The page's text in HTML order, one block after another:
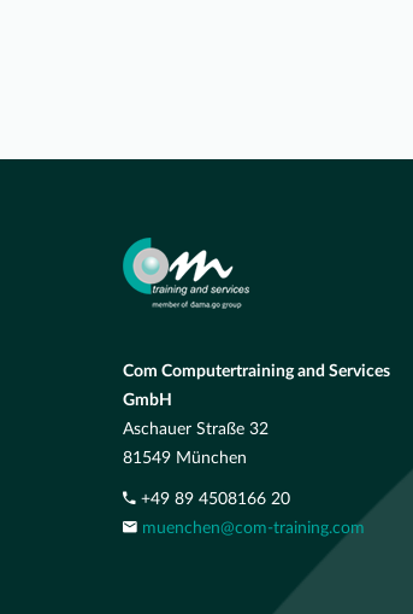
Com Computertraining and Services
GmbH
Aschauer Straße 32
81549 München
+49 89 4508166 20
muenchen@com-training.com